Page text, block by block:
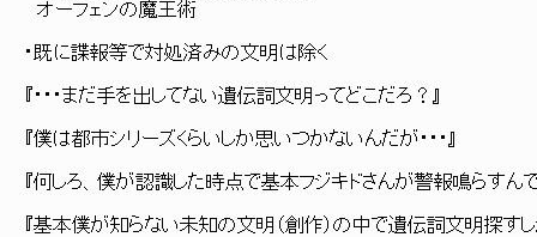
オーフェンの魔王術
・既に諜報等で対処済みの文明は除く
『・・・まだ手を出してない遺伝詞文明ってどこだろ？』
『僕は都市シリーズくらいしか思いつかないんだが・・・』
『何しろ、僕が認識した時点で基本フジキドさんが警報鳴らすんで
『基本僕が知らない未知の文明（創作）の中で遺伝詞文明探すし